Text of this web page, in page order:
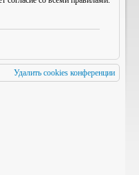
Удалить cookies конференции